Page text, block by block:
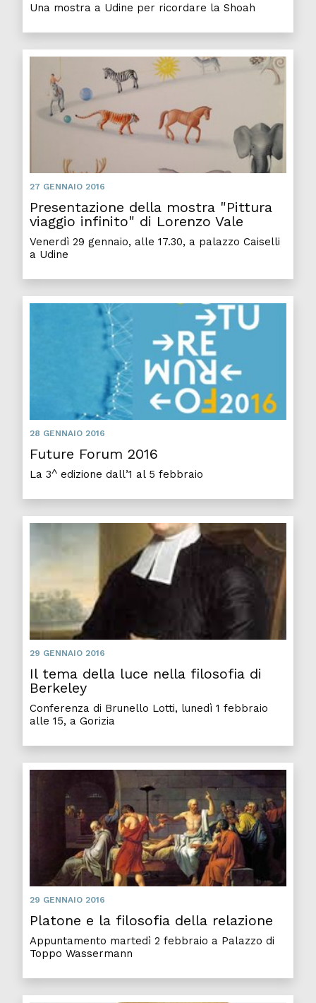
Una mostra a Udine per ricordare la Shoah
27 GENNAIO 2016
Presentazione della mostra "Pittura
viaggio infinito" di Lorenzo Vale
Venerdì 29 gennaio, alle 17.30, a palazzo Caiselli
a Udine
28 GENNAIO 2016
Future Forum 2016
La 3^ edizione dall’1 al 5 febbraio
29 GENNAIO 2016
Il tema della luce nella filosofia di
Berkeley
Conferenza di Brunello Lotti, lunedì 1 febbraio
alle 15, a Gorizia
29 GENNAIO 2016
Platone e la filosofia della relazione
Appuntamento martedì 2 febbraio a Palazzo di
Toppo Wassermann